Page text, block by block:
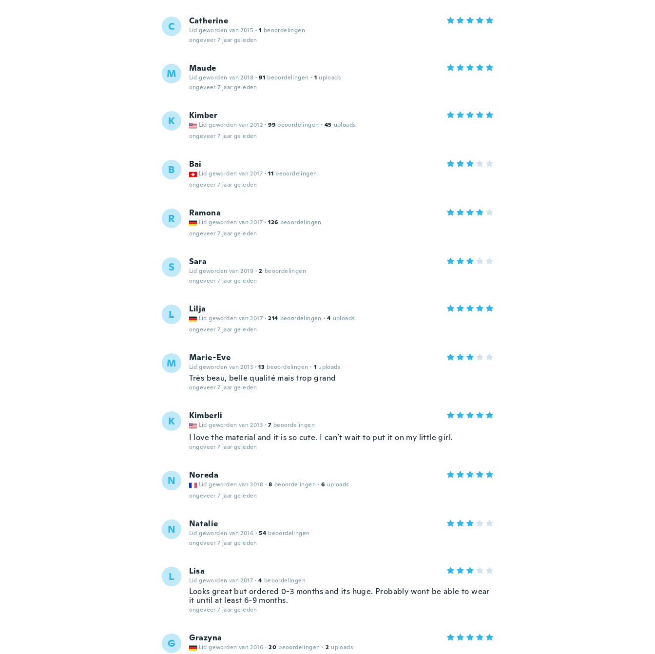
C Catherine
Lid geworden van 2015 · 1 beoordelingen
ongeveer 7 jaar geleden
M Maude
Lid geworden van 2018 · 91 beoordelingen · 1 uploads
ongeveer 7 jaar geleden
K Kimber
Lid geworden van 2012 · 99 beoordelingen · 45 uploads
ongeveer 7 jaar geleden
B Bai
Lid geworden van 2017 · 11 beoordelingen
ongeveer 7 jaar geleden
R Ramona
Lid geworden van 2017 · 126 beoordelingen
ongeveer 7 jaar geleden
S Sara
Lid geworden van 2019 · 2 beoordelingen
ongeveer 7 jaar geleden
L Lilja
Lid geworden van 2017 · 214 beoordelingen · 4 uploads
ongeveer 7 jaar geleden
M Marie-Eve
Lid geworden van 2013 · 13 beoordelingen · 1 uploads
Très beau, belle qualité mais trop grand
ongeveer 7 jaar geleden
K Kimberli
Lid geworden van 2013 · 7 beoordelingen
I love the material and it is so cute. I can’t wait to put it on my little girl.
ongeveer 7 jaar geleden
N Noreda
Lid geworden van 2018 · 8 beoordelingen · 6 uploads
ongeveer 7 jaar geleden
N Natalie
Lid geworden van 2016 · 54 beoordelingen
ongeveer 7 jaar geleden
L Lisa
Lid geworden van 2017 · 4 beoordelingen
Looks great but ordered 0-3 months and its huge. Probably wont be able to wear
it until at least 6-9 months.
ongeveer 7 jaar geleden
G Grazyna
Lid geworden van 2016 · 20 beoordelingen · 2 uploads